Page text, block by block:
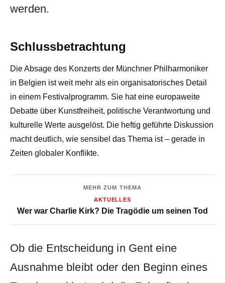
werden.
Schlussbetrachtung
Die Absage des Konzerts der Münchner Philharmoniker
in Belgien ist weit mehr als ein organisatorisches Detail
in einem Festivalprogramm. Sie hat eine europaweite
Debatte über Kunstfreiheit, politische Verantwortung und
kulturelle Werte ausgelöst. Die heftig geführte Diskussion
macht deutlich, wie sensibel das Thema ist – gerade in
Zeiten globaler Konflikte.
MEHR ZUM THEMA
AKTUELLES
Wer war Charlie Kirk? Die Tragödie um seinen Tod
Ob die Entscheidung in Gent eine
Ausnahme bleibt oder den Beginn eines